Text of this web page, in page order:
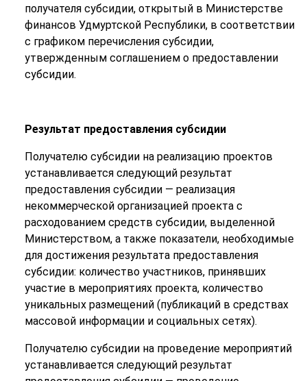
получателя субсидии, открытый в Министерстве
финансов Удмуртской Республики, в соответствии
с графиком перечисления субсидии,
утвержденным соглашением о предоставлении
субсидии.
Результат предоставления субсидии
Получателю субсидии на реализацию проектов
устанавливается следующий результат
предоставления субсидии — реализация
некоммерческой организацией проекта с
расходованием средств субсидии, выделенной
Министерством, а также показатели, необходимые
для достижения результата предоставления
субсидии: количество участников, принявших
участие в мероприятиях проекта, количество
уникальных размещений (публикаций в средствах
массовой информации и социальных сетях).
Получателю субсидии на проведение мероприятий
устанавливается следующий результат